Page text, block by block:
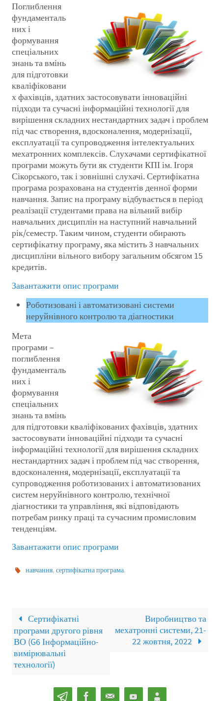
Поглиблення
фундаменталь
них і
формування
спеціальних
знань та вмінь
для підготовки
кваліфіковани
х фахівців, здатних застосовувати інноваційні
підходи та сучасні інформаційні технології для
вирішення складних нестандартних задач і проблем
під час створення, вдосконалення, модернізації,
експлуатації та супроводження інтелектуальних
мехатронних комплексів. Слухачами сертифікатної
програми можуть бути як студенти КПІ ім. Ігоря
Сікорського, так і зовнішні слухачі. Сертифікатна
програма розрахована на студентів денної форми
навчання. Запис на програму відбувається в період
реалізації студентами права на вільний вибір
навчальних дисциплін на наступний навчальний
рік/семестр. Таким чином, студенти обирають
сертифікатну програму, яка містить 3 навчальних
дисципліни вільного вибору загальним обсягом 15
кредитів.
Завантажити опис програми
Роботизовані і автоматизовані системи
неруйнівного контролю та діагностики
Мета
програми –
поглиблення
фундаменталь
них і
формування
спеціальних
знань та вмінь
для підготовки кваліфікованих фахівців, здатних
застосовувати інноваційні підходи та сучасні
інформаційні технології для вирішення складних
нестандартних задач і проблем під час створення,
вдосконалення, модернізації, експлуатації та
супроводження роботизованих і автоматизованих
систем неруйнівного контролю, технічної
діагностики та управління, які відповідають
потребам ринку праці та сучасним промисловим
тенденціям.
Завантажити опис програми
навчання,сертифікатна програма.
Сертифікатні
програми другого рівня
ВО (G6 Інформаційно-
вимірювальні
технології)
Виробництво та
мехатронні системи, 21-
22 жовтня, 2022